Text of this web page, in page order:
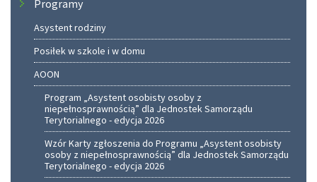
Programy
Asystent rodziny
Posiłek w szkole i w domu
AOON
Program „Asystent osobisty osoby z
niepełnosprawnością” dla Jednostek Samorządu
Terytorialnego - edycja 2026
Wzór Karty zgłoszenia do Programu „Asystent osobisty
osoby z niepełnosprawnością” dla Jednostek Samorządu
Terytorialnego - edycja 2026